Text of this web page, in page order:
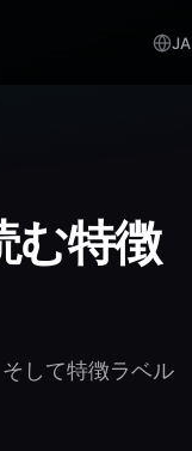
JA
む特徴
して特徴ラベル